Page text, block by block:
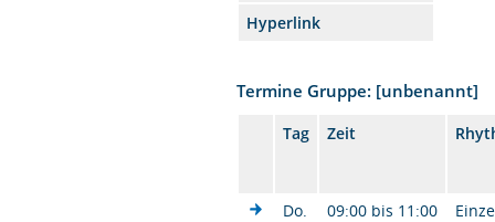
Hyperlink
Termine Gruppe: [unbenannt]
Tag Zeit
Do. 09:00 bis 11:00